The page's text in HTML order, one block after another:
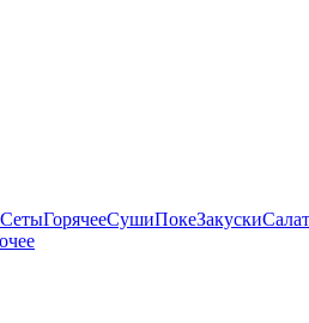
СетыГорячееСушиПокеЗакуски